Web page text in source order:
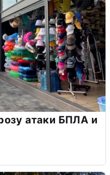
атаки БПЛА и